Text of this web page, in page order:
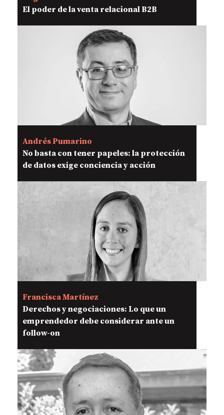
El poder de la venta relacional B2B
Andrés Pumarino
No basta con tener papeles: la protección
de datos exige conciencia y acción
Francisca Martínez
Derechos y negociaciones: Lo que un
emprendedor debe considerar ante un
follow-on